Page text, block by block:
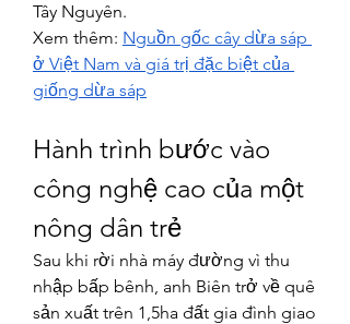
Tây Nguyên.
Xem thêm: Nguồn gốc cây dừa sáp
ở Việt Nam và giá trị đặc biệt của
giống dừa sáp
Hành trình bước vào
công nghệ cao của một
nông dân trẻ
Sau khi rời nhà máy đường vì thu
nhập bấp bênh, anh Biên trở về quê
sản xuất trên 1,5ha đất gia đình giao